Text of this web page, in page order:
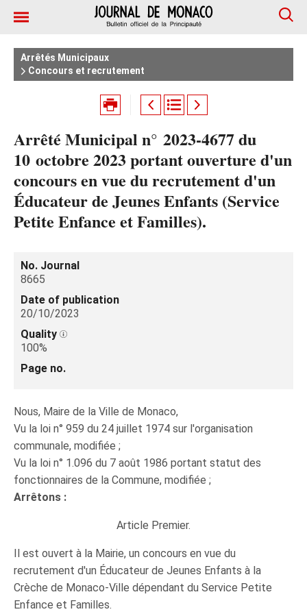
Arrêtés Municipaux
Concours et recrutement
Arrêté Municipal n° 2023-4677 du
10 octobre 2023 portant ouverture d'un
concours en vue du recrutement d'un
Éducateur de Jeunes Enfants (Service
Petite Enfance et Familles).
No. Journal
8665
Date of publication
20/10/2023
Quality
100%
Page no.
Nous, Maire de la Ville de Monaco,
Vu la loi n° 959 du 24 juillet 1974 sur l'organisation
communale, modifiée ;
Vu la loi n° 1.096 du 7 août 1986 portant statut des
fonctionnaires de la Commune, modifiée ;
Arrêtons :
Article Premier.
Il est ouvert à la Mairie, un concours en vue du
recrutement d'un Éducateur de Jeunes Enfants à la
Crèche de Monaco-Ville dépendant du Service Petite
Enfance et Familles.